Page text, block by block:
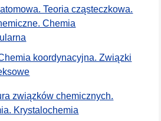
Teoria cząsteczkowa.
Chemia
koordynacyjna. Związki
związków chemicznych.
Krystalochemia